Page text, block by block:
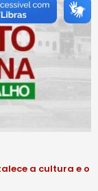
a cultura e o